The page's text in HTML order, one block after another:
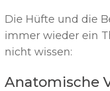
Die Hüfte und die
immer wieder ein
nicht wissen:
Anatomische